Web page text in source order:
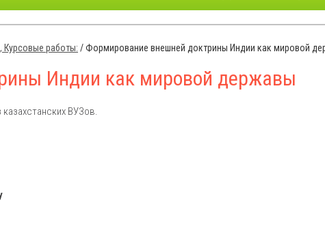
работы: /Формирование внешней доктрины Индии как мировой
Индии как мировой державы
ВУЗов.